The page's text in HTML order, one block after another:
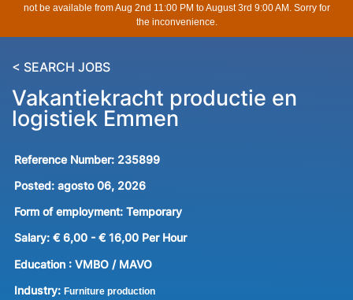
not be available from Aug 2nd 11:00 PM to August 3rd 9:00 AM. Sorry for
the inconvenience.
< SEARCH JOBS
Vakantiekracht productie en
logistiek Emmen
Reference Number: 235899
Posted: agosto 06, 2026
Form of employment: Temporary
Salary: € 6,00 - € 16,00 Per Hour
Education : VMBO / MAVO
Industry: Furniture production